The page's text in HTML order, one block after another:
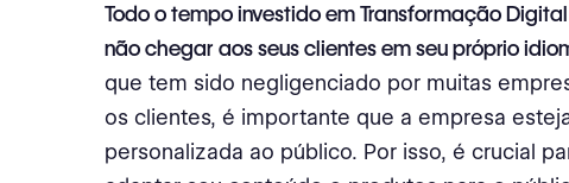
Todo o tempo investido em Transformação
não chegar aos seus clientes em seu próprio
que tem sido negligenciado por muitas
os clientes, é importante que a empresa
personalizada ao público. Por isso, é crucial